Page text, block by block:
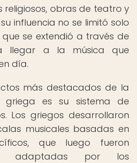
religiosos, obras de teatro y
influencia no se limitó solo
se extendió a través de
llegar a la música que
día.
más destacados de la
griega es su sistema de
Los griegos desarrollaron
musicales basadas en
que luego fueron
adaptadas por los